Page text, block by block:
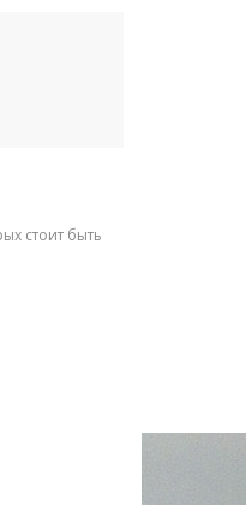
стоит быть